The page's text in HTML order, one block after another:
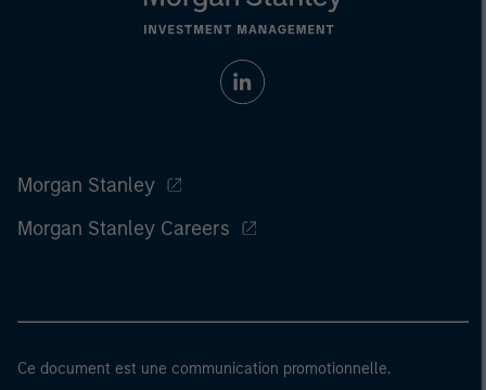
Morgan Stanley
Morgan Stanley Careers
Ce document est une communication promotionnelle.